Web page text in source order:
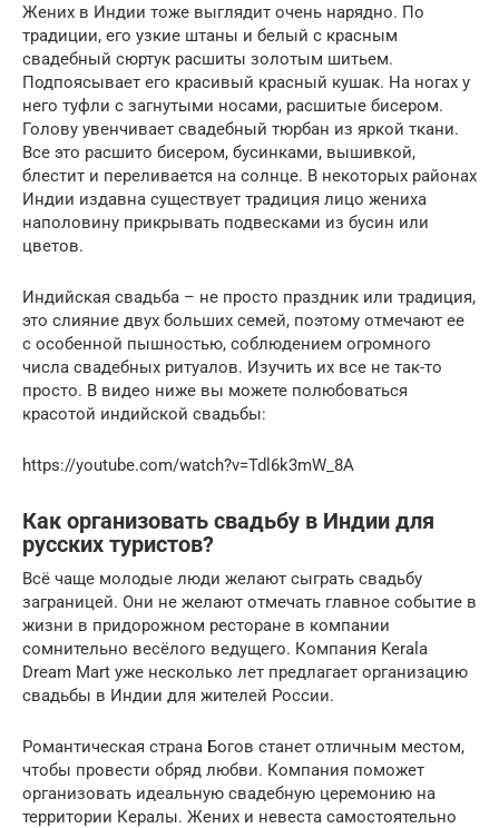
Жених в Индии тоже выглядит очень нарядно. По
традиции, его узкие штаны и белый с красным
свадебный сюртук расшиты золотым шитьем.
Подпоясывает его красивый красный кушак. На ногах у
него туфли с загнутыми носами, расшитые бисером.
Голову увенчивает свадебный тюрбан из яркой ткани.
Все это расшито бисером, бусинками, вышивкой,
блестит и переливается на солнце. В некоторых районах
Индии издавна существует традиция лицо жениха
наполовину прикрывать подвесками из бусин или
цветов.
Индийская свадьба – не просто праздник или традиция,
это слияние двух больших семей, поэтому отмечают ее
с особенной пышностью, соблюдением огромного
числа свадебных ритуалов. Изучить их все не так-то
просто. В видео ниже вы можете полюбоваться
красотой индийской свадьбы:
https://youtube.com/watch?v=Tdl6k3mW_8A
Как организовать свадьбу в Индии для
русских туристов?
Всё чаще молодые люди желают сыграть свадьбу
заграницей. Они не желают отмечать главное событие в
жизни в придорожном ресторане в компании
сомнительно весёлого ведущего. Компания Kerala
Dream Mart уже несколько лет предлагает организацию
свадьбы в Индии для жителей России.
Романтическая страна Богов станет отличным местом,
чтобы провести обряд любви. Компания поможет
организовать идеальную свадебную церемонию на
территории Кералы. Жених и невеста самостоятельно